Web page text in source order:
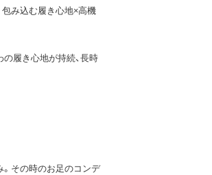
み込む履き心地×高機
履き心地が持続、長時
その時のお足のコンデ